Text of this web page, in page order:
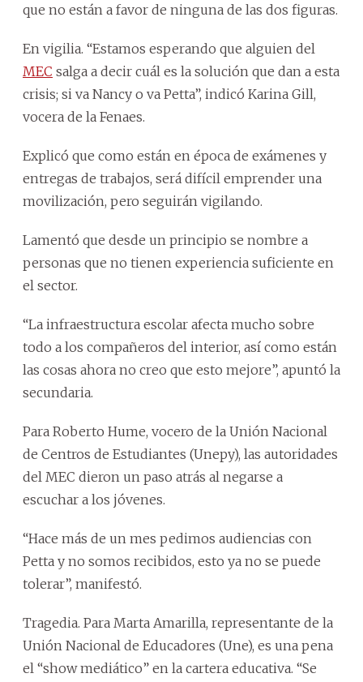
que no están a favor de ninguna de las dos figuras.
En vigilia. “Estamos esperando que alguien del
MEC salga a decir cuál es la solución que dan a esta
crisis; si va Nancy o va Petta”, indicó Karina Gill,
vocera de la Fenaes.
Explicó que como están en época de exámenes y
entregas de trabajos, será difícil emprender una
movilización, pero seguirán vigilando.
Lamentó que desde un principio se nombre a
personas que no tienen experiencia suficiente en
el sector.
“La infraestructura escolar afecta mucho sobre
todo a los compañeros del interior, así como están
las cosas ahora no creo que esto mejore”, apuntó la
secundaria.
Para Roberto Hume, vocero de la Unión Nacional
de Centros de Estudiantes (Unepy), las autoridades
del MEC dieron un paso atrás al negarse a
escuchar a los jóvenes.
“Hace más de un mes pedimos audiencias con
Petta y no somos recibidos, esto ya no se puede
tolerar”, manifestó.
Tragedia. Para Marta Amarilla, representante de la
Unión Nacional de Educadores (Une), es una pena
el “show mediático” en la cartera educativa. “Se